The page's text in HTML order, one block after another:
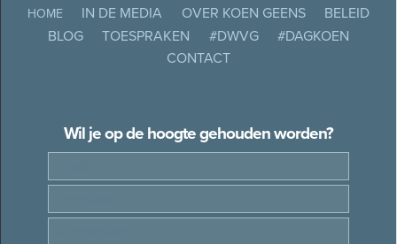
HOME IN DE MEDIA OVER KOEN GEENS
BELEID
BLOG
TOESPRAKEN #DWVG
#DAGKOEN
CONTACT
Wil je op de hoogte gehouden worden?